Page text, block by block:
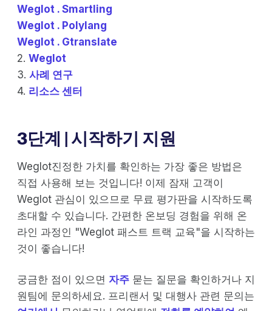
Weglot . Smartling
Weglot . Polylang
Weglot . Gtranslate
2. Weglot
3. 사례 연구
4. 리소스 센터
3단계 | 시작하기 지원
Weglot진정한 가치를 확인하는 가장 좋은 방법은
직접 사용해 보는 것입니다! 이제 잠재 고객이
Weglot 관심이 있으므로 무료 평가판을 시작하도록
초대할 수 있습니다. 간편한 온보딩 경험을 위해 온
라인 과정인 "Weglot 패스트 트랙 교육"을 시작하는
것이 좋습니다!
궁금한 점이 있으면 자주 묻는 질문을 확인하거나 지
원팀에 문의하세요. 프리랜서 및 대행사 관련 문의는